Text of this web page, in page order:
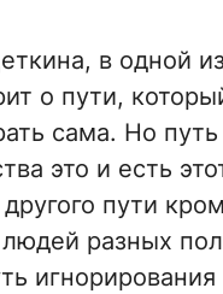
в одной
о пути,
сама. Но путь
это и есть
пути
разных